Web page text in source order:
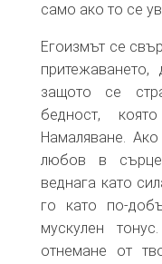
само ако то се
Егоизмът се
защото се
бедност,
Намаляване.
любов в
веднага като
го като по-
мускулен
отнемане от